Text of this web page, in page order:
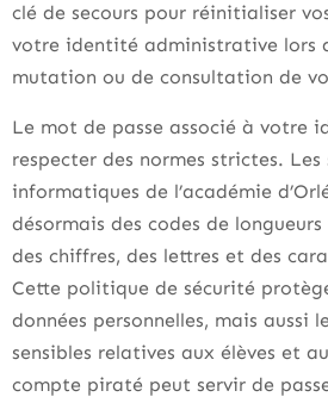
clé de secours pour réinitialiser
votre identité administrative lors
mutation ou de consultation de
Le mot de passe associé à votre
respecter des normes strictes. Les
informatiques de l’académie
désormais des codes de
des chiffres, des lettres et des
Cette politique de sécurité
données personnelles, mais aussi
sensibles relatives aux élèves et
compte piraté peut servir de